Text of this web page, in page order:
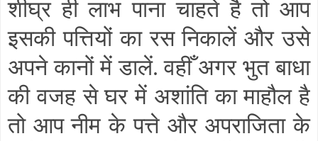
शीघ्र ही लाभ पाना चाहते है तो आप
इसकी पत्तियों का रस निकालें और उसे
अपने कानों में डालें. वहीँ अगर भुत बाधा
की वजह से घर में अशांति का माहौल है
तो आप नीम के पत्ते और अपराजिता के